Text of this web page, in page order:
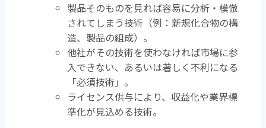
製品そのものを見れば容易に分析・模倣
されてしまう技術（例：新規化合物の構
造、製品の組成）。
他社がその技術を使わなければ市場に参
入できない、あるいは著しく不利になる
「必須技術」。
ライセンス供与により、収益化や業界標
準化が見込める技術。